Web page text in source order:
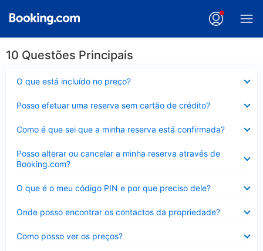
10 Questões Principais
O que está incluído no preço?
fechado
Posso efetuar uma reserva sem cartão de crédito?
fechado
Como é que sei que a minha reserva está confirmada?
fechado
Posso alterar ou cancelar a minha reserva através de
Booking.com?
fechado
O que é o meu código PIN e por que preciso dele?
fechado
Onde posso encontrar os contactos da propriedade?
fechado
Como posso ver os preços?
fechado